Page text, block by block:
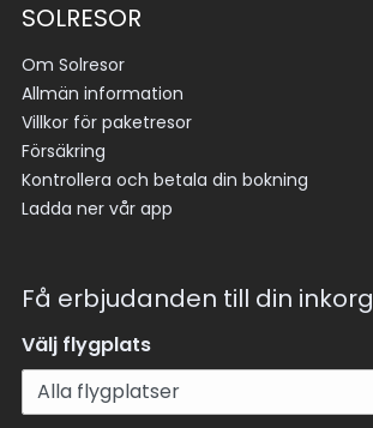
SOLRESOR
Om Solresor
Allmän information
Villkor för paketresor
Försäkring
Kontrollera och betala din bokning
Ladda ner vår app
Få erbjudanden till din inkorg
Välj flygplats